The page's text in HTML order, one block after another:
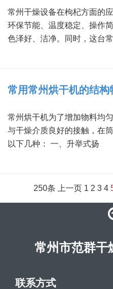
常州干燥设备在枸杞方面的
环保节能、温度稳定、操作
色泽好、洁净。同时，这台常
常用常州烘干机的结构
常州烘干机为了增加物料均
与干燥介质良好的接触，在
以下几种： 一、升举式扬
250条 上一页 1 2 3 4
常州市范群干
联系方式